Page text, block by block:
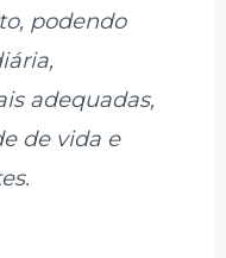
podendo
adequadas,
de vida e